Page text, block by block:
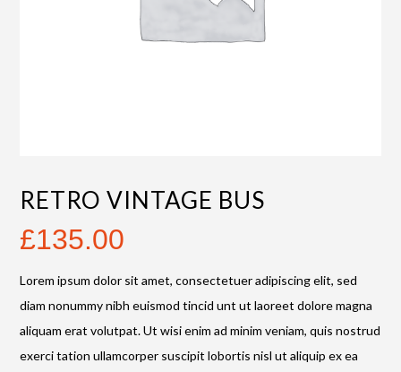
RETRO VINTAGE BUS
£135.00
Lorem ipsum dolor sit amet, consectetuer adipiscing elit, sed
diam nonummy nibh euismod tincid unt ut laoreet dolore magna
aliquam erat volutpat. Ut wisi enim ad minim veniam, quis nostrud
exerci tation ullamcorper suscipit lobortis nisl ut aliquip ex ea